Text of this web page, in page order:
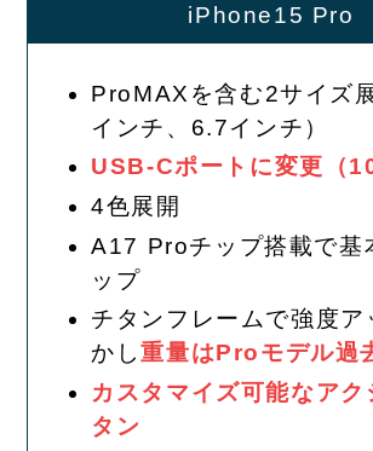
iPhone15 Pro
ProMAXを含む2サイズ
インチ、6.7インチ）
USB-Cポートに変更（
4色展開
A17 Proチップ搭載で基
ップ
チタンフレームで強度ア
かし重量はProモデル過
カスタマイズ可能なアク
タン